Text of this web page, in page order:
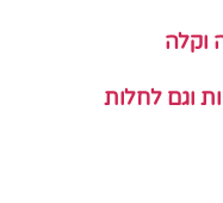
וקלה
וגם לחלות